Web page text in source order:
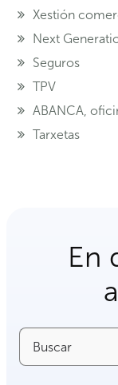
Xestión
Next
Seguros
TPV
ABANCA,
Tarxetas
En
Buscar